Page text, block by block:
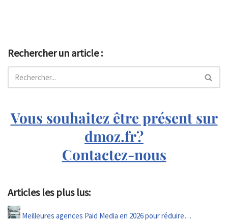
Rechercher un article :
Vous souhaitez être présent sur
dmoz.fr?
Contactez-nous
Articles les plus lus:
Meilleures agences Paid Media en 2026 pour réduire…